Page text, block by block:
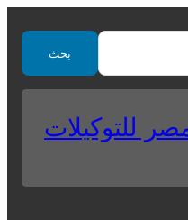
contentبحث
للتوكيلات